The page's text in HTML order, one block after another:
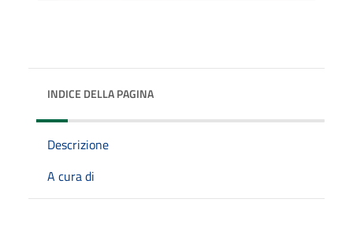
INDICE DELLA PAGINA
Descrizione
A cura di